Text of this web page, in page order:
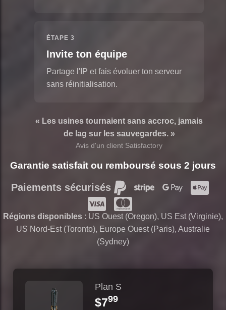
ÉTAPE 3
Invite ton équipe
Partage l'IP et fais évoluer ton serveur
sans réinitialisation.
« Les usines tournaient sans accroc, jamais
de lag sur les sauvegardes. »
Avis d'un client Satisfactory
Garantie satisfait ou remboursé sous 2 jours
Paiements sécurisés
Régions disponibles : US Ouest (Oregon), US Est (Virginie),
US Nord-Est (Toronto), Europe Ouest (Paris), Australie
(Sydney)
Plan S
$799